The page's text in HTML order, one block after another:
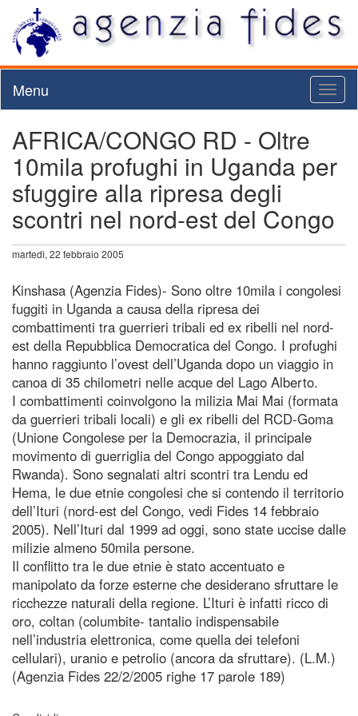
Menu
AFRICA/CONGO RD - Oltre
10mila profughi in Uganda per
sfuggire alla ripresa degli
scontri nel nord-est del Congo
martedì, 22 febbraio 2005
Kinshasa (Agenzia Fides)- Sono oltre 10mila i congolesi
fuggiti in Uganda a causa della ripresa dei
combattimenti tra guerrieri tribali ed ex ribelli nel nord-
est della Repubblica Democratica del Congo. I profughi
hanno raggiunto l’ovest dell’Uganda dopo un viaggio in
canoa di 35 chilometri nelle acque del Lago Alberto.
I combattimenti coinvolgono la milizia Mai Mai (formata
da guerrieri tribali locali) e gli ex ribelli del RCD-Goma
(Unione Congolese per la Democrazia, il principale
movimento di guerriglia del Congo appoggiato dal
Rwanda). Sono segnalati altri scontri tra Lendu ed
Hema, le due etnie congolesi che si contendo il territorio
dell’Ituri (nord-est del Congo, vedi Fides 14 febbraio
2005). Nell’Ituri dal 1999 ad oggi, sono state uccise dalle
milizie almeno 50mila persone.
Il conflitto tra le due etnie è stato accentuato e
manipolato da forze esterne che desiderano sfruttare le
ricchezze naturali della regione. L’Ituri è infatti ricco di
oro, coltan (columbite- tantalio indispensabile
nell’industria elettronica, come quella dei telefoni
cellulari), uranio e petrolio (ancora da sfruttare). (L.M.)
(Agenzia Fides 22/2/2005 righe 17 parole 189)